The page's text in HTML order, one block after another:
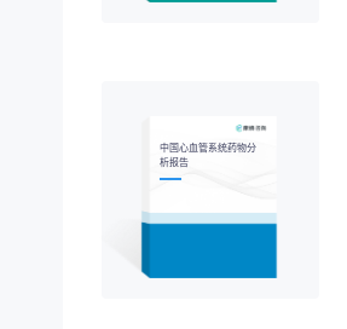
中国心血管系统药物分
析报告